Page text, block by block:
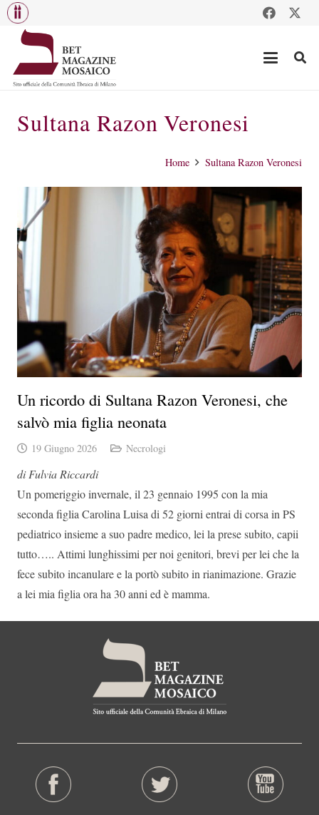
Sultana Razon Veronesi
Home Sultana Razon Veronesi
Un ricordo di Sultana Razon Veronesi, che
salvò mia figlia neonata
19 Giugno 2026 Necrologi
di Fulvia Riccardi
Un pomeriggio invernale, il 23 gennaio 1995 con la mia
seconda figlia Carolina Luisa di 52 giorni entrai di corsa in PS
pediatrico insieme a suo padre medico, lei la prese subito, capii
tutto….. Attimi lunghissimi per noi genitori, brevi per lei che la
fece subito incanulare e la portò subito in rianimazione. Grazie
a lei mia figlia ora ha 30 anni ed è mamma.